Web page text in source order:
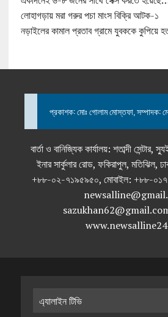
লোহাগড়ায় মরা গরুর পচা মাংস বিক্রি আটক-১
নড়াইলের কামাল প্রতাব গ্রামে যুবককে কুপিয়ে
প্রকাশক: মোঃ গোলাম মোস্তফা, সম্পাদক:
বার্তা ও বানিজ্যিক কার্যালয়: শতাব্দী
ইনার সার্কুলার রোড, ফকিরাপুল, মতিঝিল,
+৮৮-০২-৭১৯৫৯৫০, মোবাইল: +৮৮-
এ্যালাইন টিভি